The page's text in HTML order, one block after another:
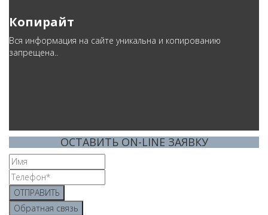
Копирайт
Вся информация на сайте уникальна и копированию
запрещена..
ОСТАВИТЬ ON-LINE ЗАЯВКУ
ОТПРАВИТЬ
Обратная связь